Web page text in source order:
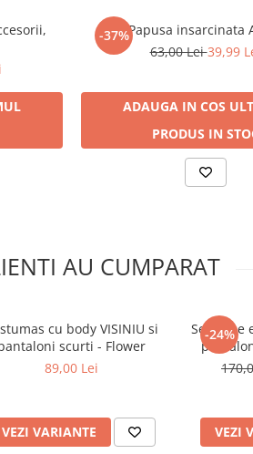
-37%Papusa insarcinata
63,00 Lei39,99
ADAUGA IN COS
PRODUS IN
AU CUMPARAT
cu body VISINIU si
scurti - Flower
89,00 Lei
VEZI VARIANTE
-24%
Set bebe
VEZI